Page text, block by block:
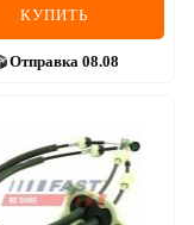
КУПИТЬ
Отправка 08.08